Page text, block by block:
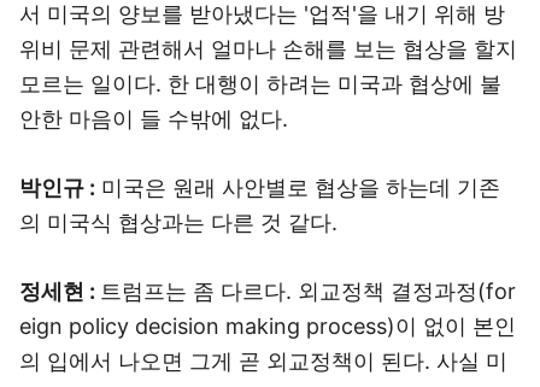
서 미국의 양보를 받아냈다는 '업적'을 내기 위해 방
위비 문제 관련해서 얼마나 손해를 보는 협상을 할지
모르는 일이다. 한 대행이 하려는 미국과 협상에 불
안한 마음이 들 수밖에 없다.
박인규 : 미국은 원래 사안별로 협상을 하는데 기존
의 미국식 협상과는 다른 것 같다.
정세현 : 트럼프는 좀 다르다. 외교정책 결정과정(for
eign policy decision making process)이 없이 본인
의 입에서 나오면 그게 곧 외교정책이 된다. 사실 미